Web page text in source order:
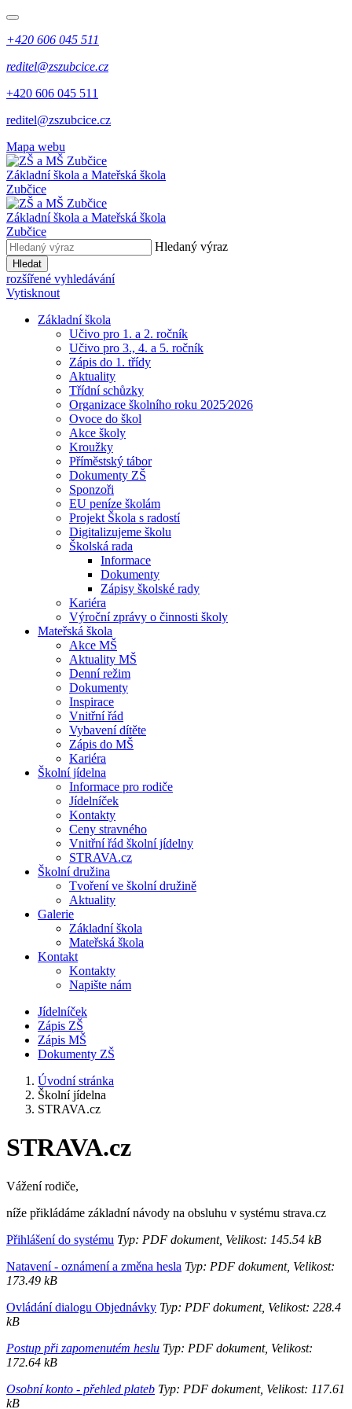
+420 606 045 511
reditel@zszubcice.cz
+420 606 045 511
reditel@zszubcice.cz
Mapa webu
Základní škola a Mateřská škola
Zubčice
Základní škola a Mateřská škola
Zubčice
Hledaný výraz
Hledat
rozšířené vyhledávání
Vytisknout
Základní škola
Učivo pro 1. a 2. ročník
Učivo pro 3., 4. a 5. ročník
Zápis do 1. třídy
Aktuality
Třídní schůzky
Organizace školního roku 2025⁄2026
Ovoce do škol
Akce školy
Kroužky
Příměstský tábor
Dokumenty ZŠ
Sponzoři
EU peníze školám
Projekt Škola s radostí
Digitalizujeme školu
Školská rada
Informace
Dokumenty
Zápisy školské rady
Kariéra
Výroční zprávy o činnosti školy
Mateřská škola
Akce MŠ
Aktuality MŠ
Denní režim
Dokumenty
Inspirace
Vnitřní řád
Vybavení dítěte
Zápis do MŠ
Kariéra
Školní jídelna
Informace pro rodiče
Jídelníček
Kontakty
Ceny stravného
Vnitřní řád školní jídelny
STRAVA.cz
Školní družina
Tvoření ve školní družině
Aktuality
Galerie
Základní škola
Mateřská škola
Kontakt
Kontakty
Napište nám
Jídelníček
Zápis ZŠ
Zápis MŠ
Dokumenty ZŠ
Úvodní stránka
Školní jídelna
STRAVA.cz
STRAVA.cz
Vážení rodiče,
níže přikládáme základní návody na obsluhu v systému strava.cz
Přihlášení do systému Typ: PDF dokument, Velikost: 145.54 kB
Natavení - oznámení a změna hesla Typ: PDF dokument, Velikost:
173.49 kB
Ovládání dialogu Objednávky Typ: PDF dokument, Velikost: 228.4
kB
Postup při zapomenutém heslu Typ: PDF dokument, Velikost:
172.64 kB
Osobní konto - přehled plateb Typ: PDF dokument, Velikost: 117.61
kB